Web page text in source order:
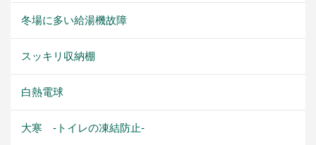
冬場に多い給湯機故障
スッキリ収納棚
白熱電球
大寒 -トイレの凍結防止-